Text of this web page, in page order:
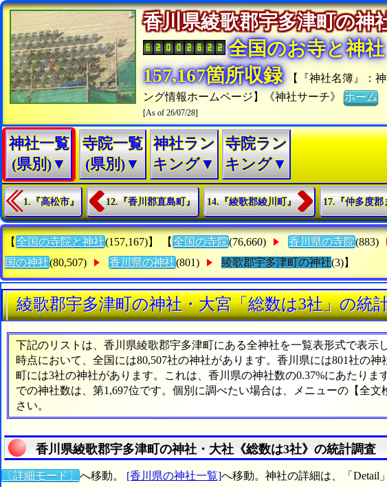
香川県綾歌郡宇多津町の
全国のお寺と神社
157,167箇所収録
【『神社名簿』：
ング情報ホームページ】《神社サーチ》ホーム
[As of 26/07/28]
神社一覧
(県別)▼
寺院一覧
(県別)▼
神社ラン
キング▼
寺院ラン
キング▼
1.『高松市』 12.『香川郡直島町』 14.『綾歌郡綾川町』 17.『仲多度
【 全国の寺院と神社(157,167)】 【 全国の寺院(76,660) 香川県の寺院(883)
国の神社(80,507) 香川県の神社(801) 綾歌郡宇多津町の神社(3)】
綾歌郡宇多津町の神社・大宮「総数は3社」の統
下記のリストは、香川県綾歌郡宇多津町にある全神社を一覧表形式で表示
時点において、全国には80,507社の神社があります。香川県には801社の
町には3社の神社があります。これは、香川県の神社数の0.37%にあたりま
での神社数は、第1,697位です。個別に調べたい場合は、メニューの【全
さい。
香川県綾歌郡宇多津町の神社・大社《総数は3社》の統計調査
〔詳細モード〕 へ移動。 [香川県の神社一覧]へ移動。神社の詳細は、「Detail